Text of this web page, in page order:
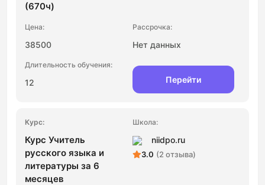
(670ч)
38500 Нет данных
12 Перейти
Курс Учитель
русского языка и
литературы за 6
месяцев
niidpo.ru
3.0 (2 отзыва)